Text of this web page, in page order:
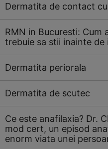
Dermatita de contact
RMN in Bucuresti: Cum
trebuie sa stii inainte de
Dermatita periorala
Dermatita de scutec
Ce este anafilaxia? Dr.
mod cert, un episod
enorm viata unei